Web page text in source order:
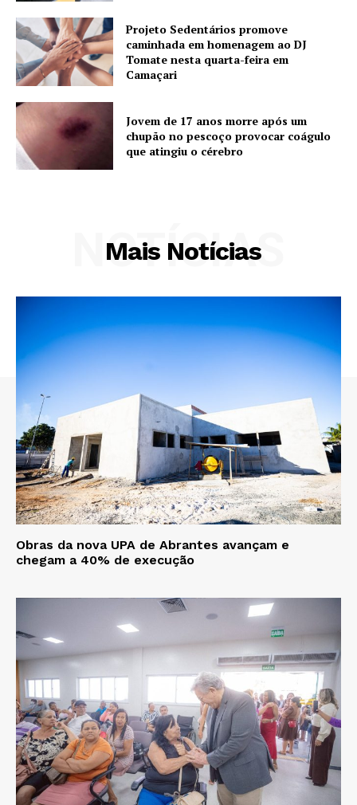
Projeto Sedentários promove
caminhada em homenagem ao DJ
Tomate nesta quarta-feira em
Camaçari
Jovem de 17 anos morre após um
chupão no pescoço provocar coágulo
que atingiu o cérebro
Mais Notícias
NOTÍCIAS
Obras da nova UPA de Abrantes avançam e
chegam a 40% de execução